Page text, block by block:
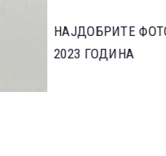
ФОТОГРАФИИ ОД